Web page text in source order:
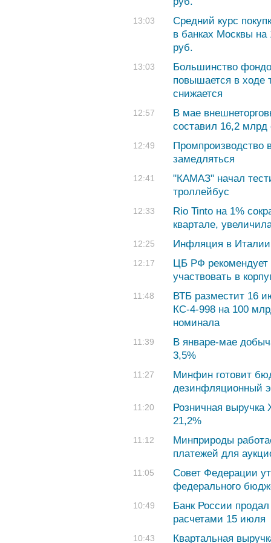
13:03
Cредний курс
в банках Москвы на
руб.
13:03
Большинство
повышается в ходе
снижается
12:57
В мае
составил 16,2 млрд
12:49
Промпроизводство
замедляться
12:41
"КАМАЗ" начал
троллейбус
12:33
Rio Tinto на 1%
квартале,
12:25 Инфляция в
12:17
ЦБ РФ рекомендует
участвовать в
11:48
ВТБ разместит 16
КС-4-998 на 100
номинала
11:39
В январе-мае
3,5%
11:27
Минфин готовит
дезинфляционный
11:20
Розничная выручка
21,2%
11:12
Минприроды
платежей для
11:05
Совет Федерации
федерального
10:49
Банк России
расчетами 15 июля
10:43 Квартальная